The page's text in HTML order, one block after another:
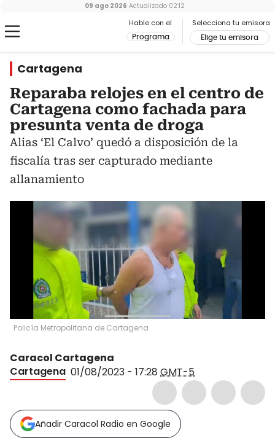
Hable con el
Programa
Selecciona tu emisora
Elige tu emisora
09 ago 2026 Actualizado 02:12
Cartagena
Reparaba relojes en el centro de
Cartagena como fachada para
presunta venta de droga
Alias ‘El Calvo’ quedó a disposición de la
fiscalía tras ser capturado mediante
allanamiento
Policía Metropolitana de Cartagena
Caracol Cartagena
Cartagena 01/08/2023 - 17:28 GMT-5
Añadir Caracol Radio en Google